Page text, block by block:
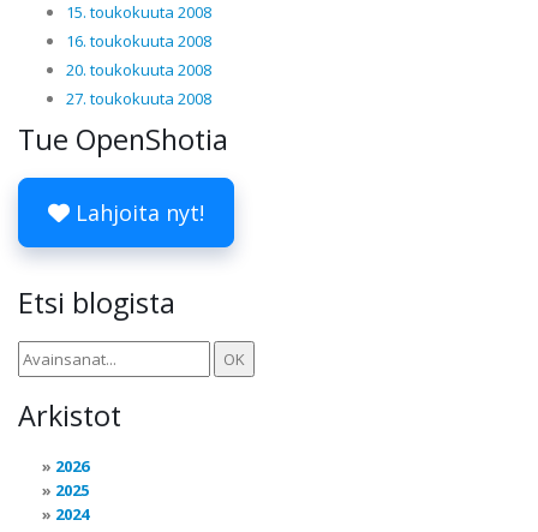
15. toukokuuta 2008
16. toukokuuta 2008
20. toukokuuta 2008
27. toukokuuta 2008
Tue OpenShotia
Lahjoita nyt!
Etsi blogista
Arkistot
2026
2025
2024